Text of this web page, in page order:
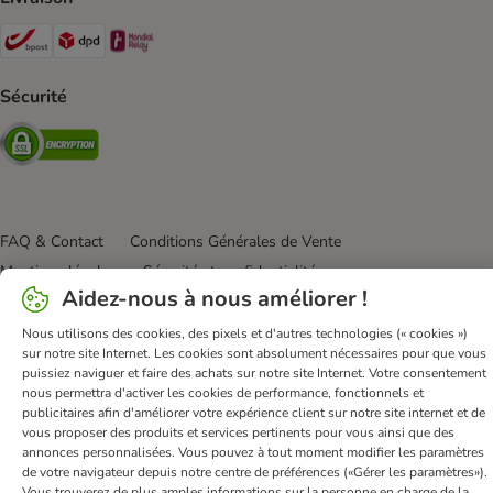
Bpost Shipping Method
DPD Shipping Method
Sécurité
Security
FAQ & Contact
Conditions Générales de Vente
Mentions légales
Sécurité et confidentialité
Dispositions sur l’élimination des déchets
Frais et délai de livraison
Modes de paiement
Renoncer au contrat ici
Programme de fidélité
Application mobile
Programme d'affiliation
Déclaration d'accessibilité
bitiba GmbH 2026
Aidez-nous à nous améliorer !
Nous utilisons des cookies, des pixels et d'autres technologies (« cookies »)
sur notre site Internet. Les cookies sont absolument nécessaires pour que vous
puissiez naviguer et faire des achats sur notre site Internet. Votre consentement
nous permettra d'activer les cookies de performance, fonctionnels et
publicitaires afin d'améliorer votre expérience client sur notre site internet et de
vous proposer des produits et services pertinents pour vous ainsi que des
annonces personnalisées. Vous pouvez à tout moment modifier les paramètres
de votre navigateur depuis notre centre de préférences («Gérer les paramètres»).